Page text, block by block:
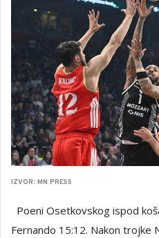
IZVOR: MN PRESS
Poeni Osetkovskog ispod
Fernando 15:12. Nakon trojke